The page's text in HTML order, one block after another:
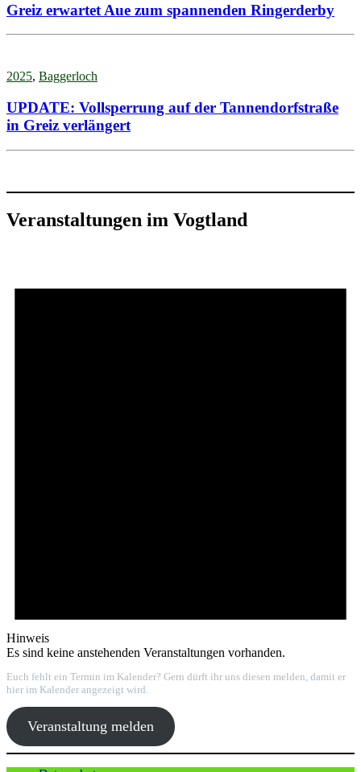
Greiz erwartet Aue zum spannenden Ringerderby
2025, Baggerloch
UPDATE: Vollsperrung auf der Tannendorfstraße
in Greiz verlängert
Veranstaltungen im Vogtland
Hinweis
Es sind keine anstehenden Veranstaltungen vorhanden.
Euch fehlt ein Termin im Kalender? Gern dürft ihr uns diesen melden, damit er
hier im Kalender angezeigt wird.
Veranstaltung melden